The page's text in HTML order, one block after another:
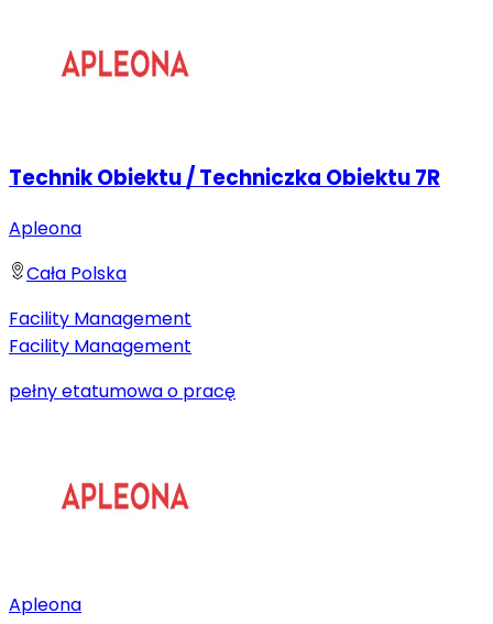
Technik Obiektu / Techniczka Obiektu 7R
Apleona
Cała Polska
Facility Management
Facility Management
pełny etatumowa o pracę
Apleona